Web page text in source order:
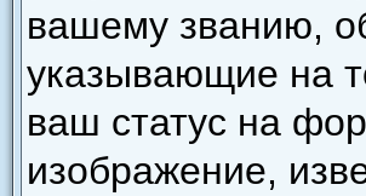
вашему званию,
указывающие на
ваш статус на
изображение,